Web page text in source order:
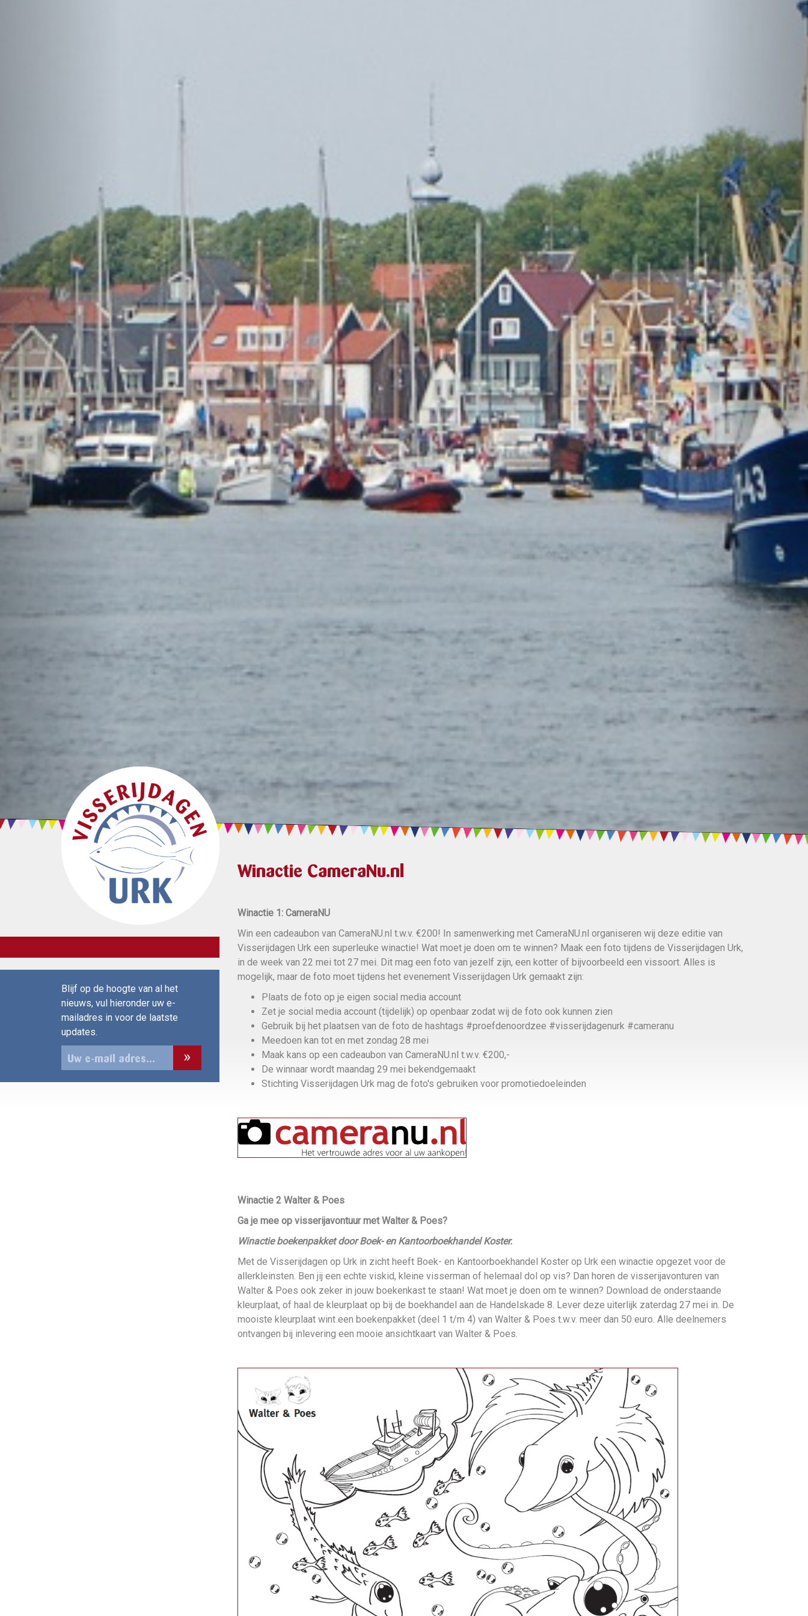
Blijf op de hoogte van al het
nieuws, vul hieronder uw e-
mailadres in voor de laatste
updates.
Winactie CameraNu.nl
Winactie 1: CameraNU
Win een cadeaubon van CameraNU.nl t.w.v. €200! In samenwerking met CameraNU.nl organiseren wij deze editie van
Visserijdagen Urk een superleuke winactie! Wat moet je doen om te winnen? Maak een foto tijdens de Visserijdagen Urk,
in de week van 22 mei tot 27 mei. Dit mag een foto van jezelf zijn, een kotter of bijvoorbeeld een vissoort. Alles is
mogelijk, maar de foto moet tijdens het evenement Visserijdagen Urk gemaakt zijn:
Plaats de foto op je eigen social media account
Zet je social media account (tijdelijk) op openbaar zodat wij de foto ook kunnen zien
Gebruik bij het plaatsen van de foto de hashtags #proefdenoordzee #visserijdagenurk #cameranu
Meedoen kan tot en met zondag 28 mei
Maak kans op een cadeaubon van CameraNU.nl t.w.v. €200,-
De winnaar wordt maandag 29 mei bekendgemaakt
Stichting Visserijdagen Urk mag de foto's gebruiken voor promotiedoeleinden
Winactie 2 Walter & Poes
Ga je mee op visserijavontuur met Walter & Poes?
Winactie boekenpakket door Boek- en Kantoorboekhandel Koster.
Met de Visserijdagen op Urk in zicht heeft Boek- en Kantoorboekhandel Koster op Urk een winactie opgezet voor de
allerkleinsten. Ben jij een echte viskid, kleine visserman of helemaal dol op vis? Dan horen de visserijavonturen van
Walter & Poes ook zeker in jouw boekenkast te staan! Wat moet je doen om te winnen? Download de onderstaande
kleurplaat, of haal de kleurplaat op bij de boekhandel aan de Handelskade 8. Lever deze uiterlijk zaterdag 27 mei in. De
mooiste kleurplaat wint een boekenpakket (deel 1 t/m 4) van Walter & Poes t.w.v. meer dan 50 euro. Alle deelnemers
ontvangen bij inlevering een mooie ansichtkaart van Walter & Poes.